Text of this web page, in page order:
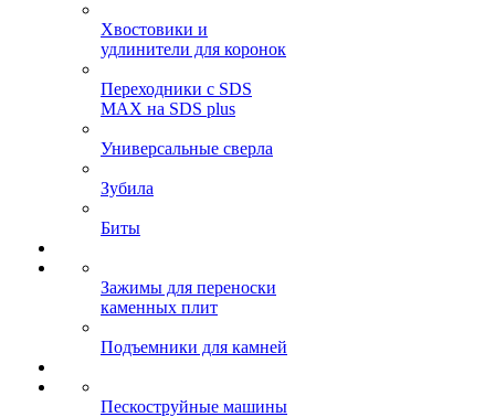
Хвостовики и
удлинители для коронок
Переходники с SDS
MAX на SDS plus
Универсальные сверла
Зубила
Биты
Зажимы для переноски
каменных плит
Подъемники для камней
Пескоструйные машины